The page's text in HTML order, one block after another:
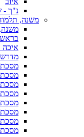
נ"ך -
משנה,
איכה
מדרש
מסכת
מסכת